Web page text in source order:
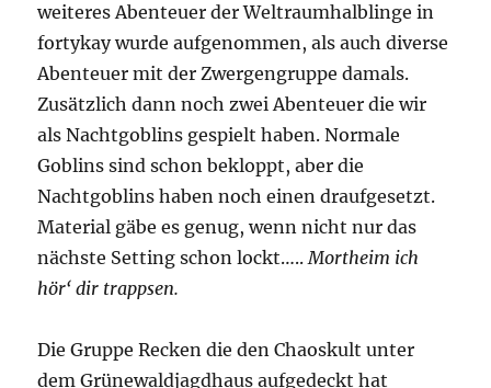
weiteres Abenteuer der Weltraumhalblinge in
fortykay wurde aufgenommen, als auch diverse
Abenteuer mit der Zwergengruppe damals.
Zusätzlich dann noch zwei Abenteuer die wir
als Nachtgoblins gespielt haben. Normale
Goblins sind schon bekloppt, aber die
Nachtgoblins haben noch einen draufgesetzt.
Material gäbe es genug, wenn nicht nur das
nächste Setting schon lockt…..Mortheim ich
hör‘ dir trappsen.
Die Gruppe Recken die den Chaoskult unter
dem Grünewaldjagdhaus aufgedeckt hat